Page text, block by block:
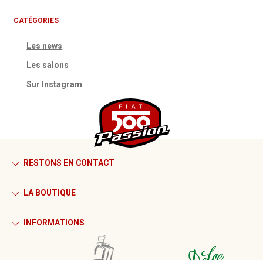
CATÉGORIES
Les news
Les salons
Sur Instagram
RESTONS EN CONTACT
LA BOUTIQUE
INFORMATIONS